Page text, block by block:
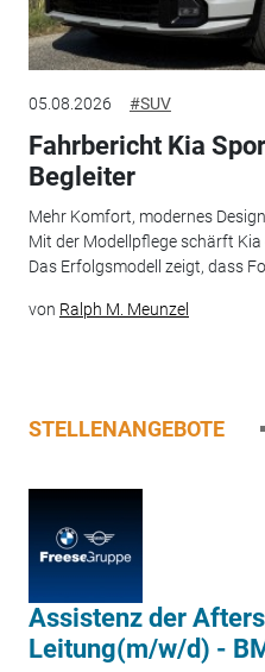
05.08.2026 #SUV
Fahrbericht Kia
Begleiter
Mehr Komfort, modernes
Mit der Modellpflege schärft
Das Erfolgsmodell zeigt, dass
von Ralph M. Meunzel
STELLENANGEBOTE
Assistenz der
Leitung(m/w/d) -